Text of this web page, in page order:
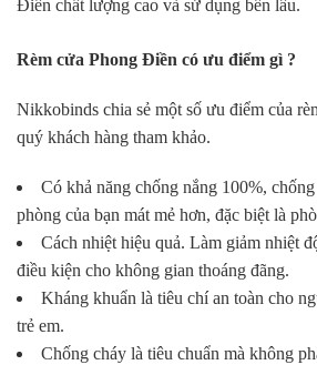
Điền chất lượng cao và sử dụng bền lâu.
Rèm cửa Phong Điền có ưu điểm gì ?
Nikkobinds chia sẻ một số ưu điểm của
quý khách hàng tham khảo.
Có khả năng chống nắng 100%,
phòng của bạn mát mẻ hơn, đặc biệt là
Cách nhiệt hiệu quả. Làm giảm nhiệt
điều kiện cho không gian thoáng đãng.
Kháng khuẩn là tiêu chí an toàn cho
trẻ em.
Chống cháy là tiêu chuẩn mà không